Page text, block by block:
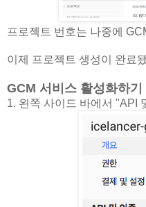
프로젝트 번호는 나중에
이제 프로젝트 생성이 완료
GCM 서비스 활성화하기
1. 왼쪽 사이드 바에서 "API